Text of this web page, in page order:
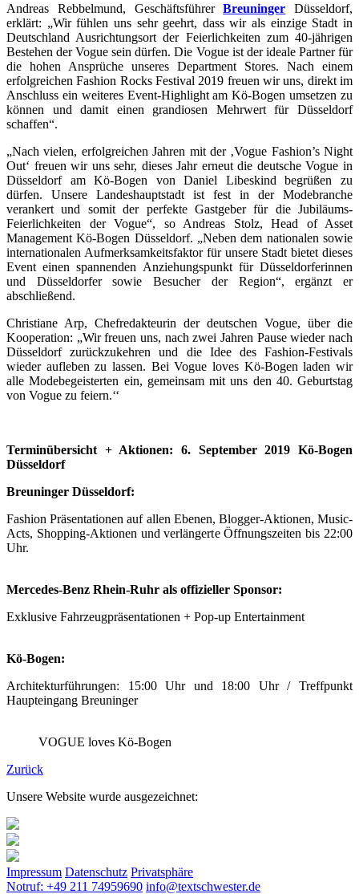
Andreas Rebbelmund, GeschäftsführerBreuninger
Düsseldorf,
erklärt: „Wir fühlen uns sehr geehrt, dass wir als einzige Stadt in
Deutschland Ausrichtungsort der Feierlichkeiten zum 40-jährigen
Bestehen der Vogue sein dürfen. Die Vogue ist der ideale Partner für
die hohen Ansprüche unseres Department Stores. Nach einem
erfolgreichen Fashion Rocks Festival 2019 freuen wir uns, direkt im
Anschluss ein weiteres Event-Highlight am Kö-Bogen umsetzen zu
können und damit einen grandiosen Mehrwert für Düsseldorf
schaffen“.
„Nach vielen, erfolgreichen Jahren mit der ‚Vogue Fashion’s Night
Out‘ freuen wir uns sehr, dieses Jahr erneut die deutsche Vogue in
Düsseldorf am Kö-Bogen von Daniel Libeskind begrüßen zu
dürfen. Unsere Landeshauptstadt ist fest in der Modebranche
verankert und somit der perfekte Gastgeber für die Jubiläums-
Feierlichkeiten der Vogue“, so Andreas Stolz, Head of Asset
Management Kö-Bogen Düsseldorf. „Neben dem nationalen sowie
internationalen Aufmerksamkeitsfaktor für unsere Stadt bietet dieses
Event einen spannenden Anziehungspunkt für Düsseldorferinnen
und Düsseldorfer sowie Besucher der Region“, ergänzt er
abschließend.
Christiane Arp, Chefredakteurin der deutschen Vogue, über die
Kooperation: „Wir freuen uns, nach zwei Jahren Pause wieder nach
Düsseldorf zurückzukehren und die Idee des Fashion-Festivals
wieder aufleben zu lassen. Bei Vogue loves Kö-Bogen laden wir
alle Modebegeisterten ein, gemeinsam mit uns den 40. Geburtstag
von Vogue zu feiern.‘‘
Terminübersicht + Aktionen: 6. September 2019 Kö-Bogen
Düsseldorf
Breuninger Düsseldorf:
Fashion Präsentationen auf allen Ebenen, Blogger-Aktionen, Music-
Acts, Shopping-Aktionen und verlängerte Öffnungszeiten bis 22:00
Uhr.
Mercedes-Benz Rhein-Ruhr als offizieller Sponsor:
Exklusive Fahrzeugpräsentationen + Pop-up Entertainment
Kö-Bogen:
Architekturführungen: 15:00 Uhr und 18:00 Uhr / Treffpunkt
Haupteingang Breuninger
VOGUE loves Kö-Bogen
Zurück
Unsere Website wurde ausgezeichnet:
Impressum Datenschutz Privatsphäre
Notruf: +49 211 74959690 info@textschwester.de